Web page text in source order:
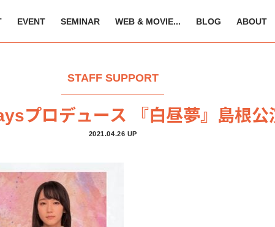
EVENT SEMINAR WEB & MOVIE... BLOG ABOUT
STAFF SUPPORT
プロデュース 『白昼夢』島根公
2021.04.26 UP